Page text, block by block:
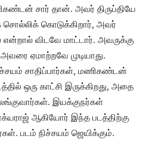
சார் தான். அவர் திருப்தியே
கொடுக்கிறார், அவர்
விடவே மாட்டார். அவருக்கு
ஏமாற்றவே முடியாது.
சாதிப்பார்கள், மணிகண்டன்
ஒரு காட்சி இருக்கிறது, அதை
இயக்குநர்கள்
ஆகியோர் இந்த படத்திற்கு
படம் நிச்சயம் ஜெயிக்கும்.